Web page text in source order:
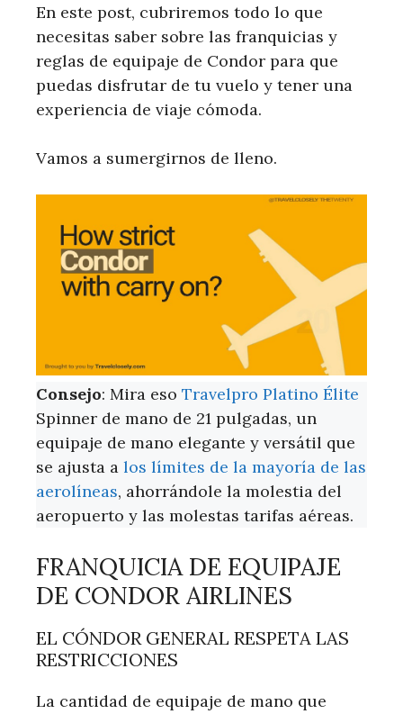
En este post, cubriremos todo lo que
necesitas saber sobre las franquicias y
reglas de equipaje de Condor para que
puedas disfrutar de tu vuelo y tener una
experiencia de viaje cómoda.
Vamos a sumergirnos de lleno.
Consejo: Mira eso Travelpro Platino Élite
Spinner de mano de 21 pulgadas, un
equipaje de mano elegante y versátil que
se ajusta a los límites de la mayoría de las
aerolíneas, ahorrándole la molestia del
aeropuerto y las molestas tarifas aéreas.
FRANQUICIA DE EQUIPAJE
DE CONDOR AIRLINES
EL CÓNDOR GENERAL RESPETA LAS
RESTRICCIONES
La cantidad de equipaje de mano que